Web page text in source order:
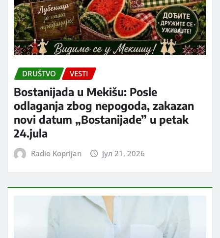
DRUŠTVO VESTI
Bostanijada u Mekišu: Posle
odlaganja zbog nepogoda, zakazan
novi datum „Bostanijade” u petak
24.jula
Radio Koprijan јул 21, 2026